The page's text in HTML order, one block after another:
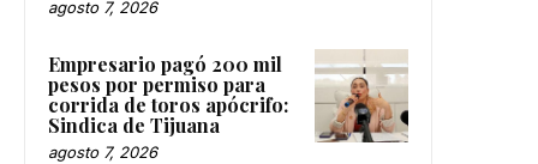
agosto 7, 2026
Empresario pagó 200 mil
pesos por permiso para
corrida de toros apócrifo:
Sindica de Tijuana
agosto 7, 2026